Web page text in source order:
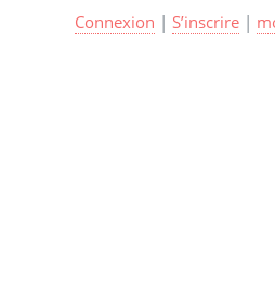
Connexion | S’inscrire |